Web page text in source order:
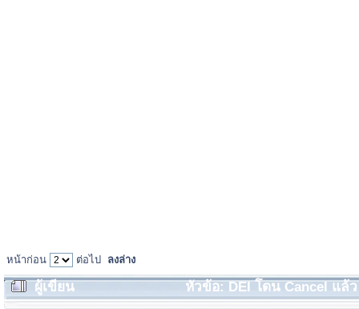
หน้าก่อน ต่อไป ลงล่าง
ผู้เขียน หัวข้อ: DEI โดน Cancel แล้